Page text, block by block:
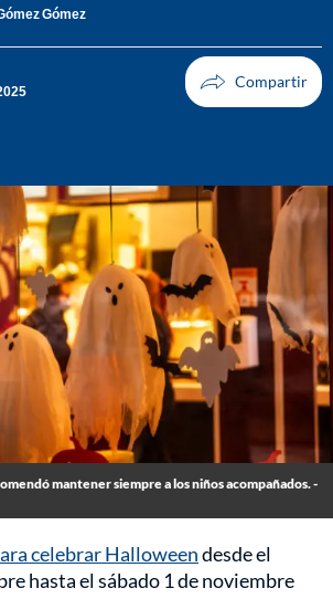
Gómez
mantener siempre a los niños acompañados. -
celebrar Halloweendesde el
hasta el sábado 1 de noviembre